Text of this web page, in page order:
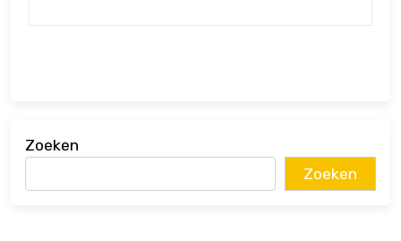
Zoeken
Zoeken